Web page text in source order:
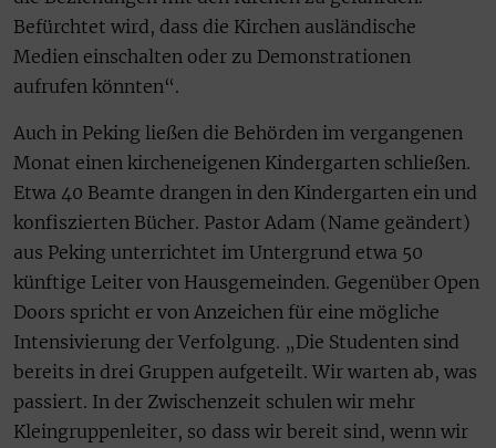
Befürchtet wird, dass die Kirchen ausländische
Medien einschalten oder zu Demonstrationen
aufrufen könnten“.
Auch in Peking ließen die Behörden im vergangenen
Monat einen kircheneigenen Kindergarten schließen.
Etwa 40 Beamte drangen in den Kindergarten ein und
konfiszierten Bücher. Pastor Adam (Name geändert)
aus Peking unterrichtet im Untergrund etwa 50
künftige Leiter von Hausgemeinden. Gegenüber Open
Doors spricht er von Anzeichen für eine mögliche
Intensivierung der Verfolgung. „Die Studenten sind
bereits in drei Gruppen aufgeteilt. Wir warten ab, was
passiert. In der Zwischenzeit schulen wir mehr
Kleingruppenleiter, so dass wir bereit sind, wenn wir